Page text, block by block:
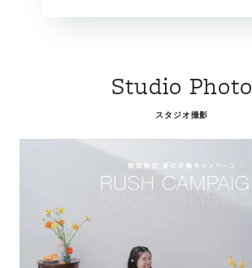
Studio Photo
スタジオ撮影